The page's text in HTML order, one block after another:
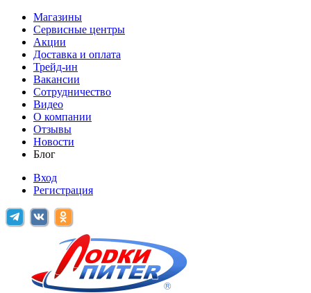
Магазины
Сервисные центры
Акции
Доставка и оплата
Трейд-ин
Вакансии
Сотрудничество
Видео
О компании
Отзывы
Новости
Блог
Вход
Регистрация